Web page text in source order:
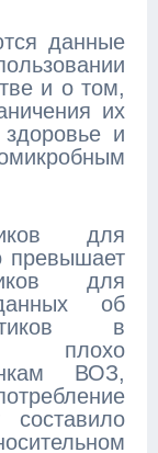
данные
и о том,
их
и
для
превышает
для
об
в
плохо
ВОЗ,